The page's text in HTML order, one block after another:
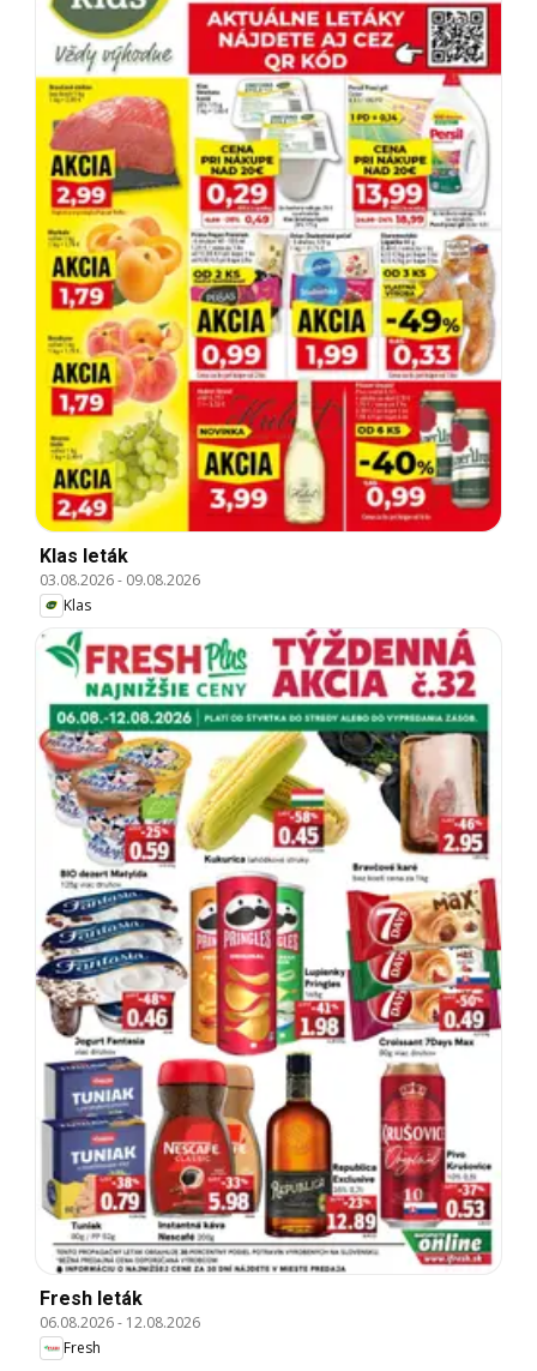
Klas leták
03.08.2026- 09.08.2026
Klas
Fresh leták
06.08.2026- 12.08.2026
Fresh